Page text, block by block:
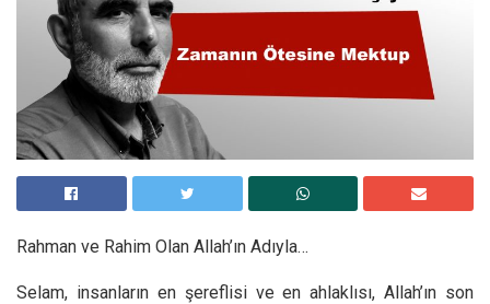
Rahman ve Rahim Olan Allah’ın Adıyla…
Selam, insanların en şereflisi ve en ahlaklısı, Allah’ın son